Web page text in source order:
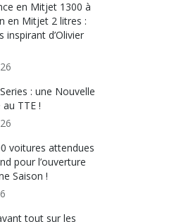
en Mitjet 1300 à
en Mitjet 2 litres :
inspirant d’Olivier
: une Nouvelle
TTE !
voitures attendues
pour l’ouverture
Saison !
tout sur les